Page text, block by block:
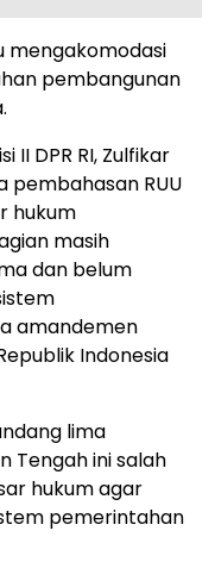
mengakomodasi
pembangunan
II DPR RI, Zulfikar
pembahasan RUU
hukum
masih
dan belum
amandemen
Indonesia
lima
Tengah ini salah
hukum agar
pemerintahan